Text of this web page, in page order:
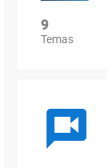
9
Temas